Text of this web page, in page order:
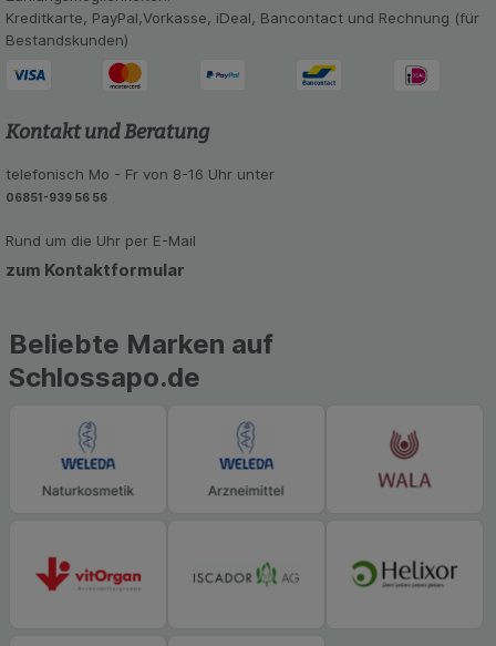
unserer Website sammeln, mit deren Hilfe wir
unsere Website weiter für Sie optimieren können,
den Inhalt auf unserer Website aber auch die
Werbung auf Drittseiten möglichst relevant für Sie
hierfür teilweise an Dritte wie z.B. Google oder
Kreditkarte, PayPal,Vorkasse, iDeal, Bancontact und Rechnung (für
Bestandskunden)
Kontakt und Beratung
telefonisch Mo - Fr von 8-16 Uhr unter
06851-939 56 56
Rund um die Uhr per E-Mail
zum Kontaktformular
Beliebte Marken auf
Schlossapo.de